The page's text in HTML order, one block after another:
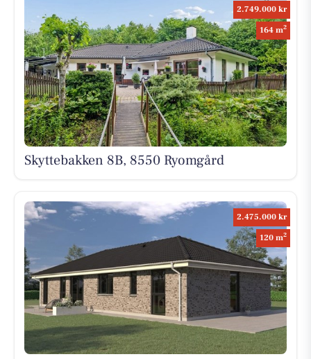
2.749.000 kr
164 m2
Skyttebakken 8B, 8550 Ryomgård
2.475.000 kr
120 m2